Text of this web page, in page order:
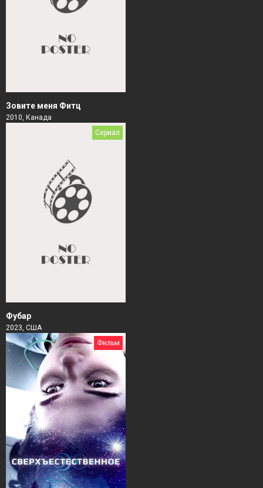
Зовите меня Фитц
2010, Канада
Сериал
Фубар
2023, США
Фильм